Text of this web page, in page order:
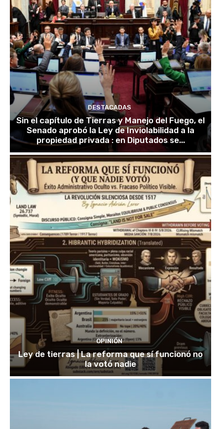
DESTACADAS
Sin el capítulo de Tierras y Manejo del Fuego, el
Senado aprobó la Ley de Inviolabilidad a la
propiedad privada : en Diputados se...
OPINIÓN
Ley de tierras | La reforma que sí funcionó no
la votó nadie